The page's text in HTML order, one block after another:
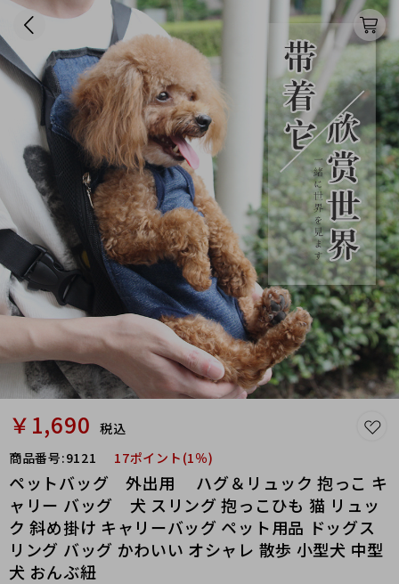
￥1,690 税込
商品番号:9121 17ポイント(1％)
ペットバッグ 外出用 ハグ＆リュック 抱っこ キ
ャリー バッグ 犬 スリング 抱っこひも 猫 リュッ
ク 斜め掛け キャリーバッグ ペット用品 ドッグス
リング バッグ かわいい オシャレ 散歩 小型犬 中型
犬 おんぶ紐